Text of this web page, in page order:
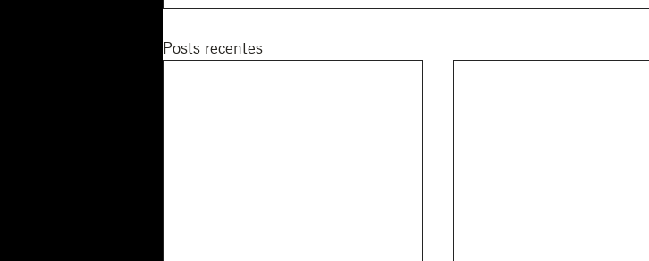
Posts recentes